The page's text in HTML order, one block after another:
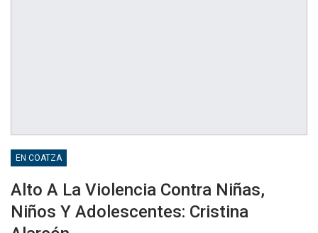
EN COATZA
Alto A La Violencia Contra Niñas,
Niños Y Adolescentes: Cristina